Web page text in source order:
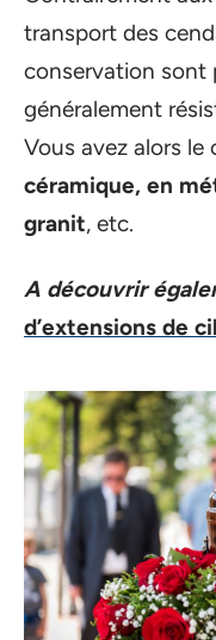
transport des
conservation sont
généralement
Vous avez alors le
céramique, en
granit, etc.
A découvrir
d’extensions de